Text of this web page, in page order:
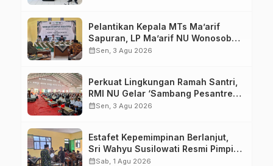
Pelantikan Kepala MTs Ma’arif
Sapuran, LP Ma’arif NU Wonosobo
Tekankan Lima Amanah
calendar_monthSen, 3 Agu 2026
Perkuat Lingkungan Ramah Santri,
RMI NU Gelar ‘Sambang Pesantren’
di Pati
calendar_monthSen, 3 Agu 2026
Estafet Kepemimpinan Berlanjut,
Sri Wahyu Susilowati Resmi Pimpin
MTs Ma’arif Sapuran
calendar_monthSab, 1 Agu 2026